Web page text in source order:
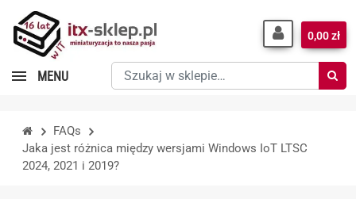
Szukaj
w
0,00 zł
MENU
FAQs
Jaka jest różnica między wersjami Windows IoT LTSC
2024, 2021 i 2019?